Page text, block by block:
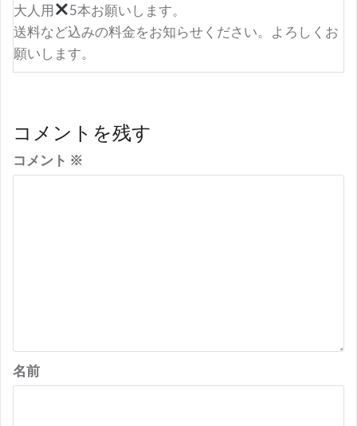
大人用
5本お願いします。
送料など込みの料金をお知らせください。よろしくお
願いします。
コメントを残す
コメント ※
名前